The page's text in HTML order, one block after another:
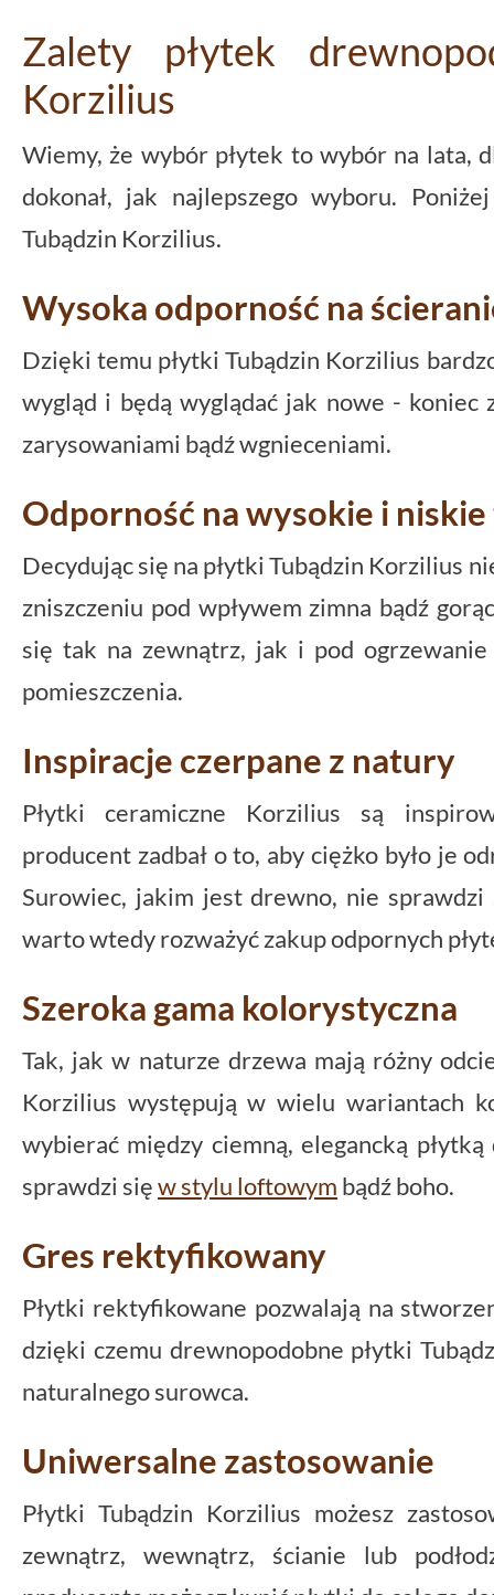
Zalety płytek
Korzilius
Wiemy, że wybór płytek to wybór na lata,
dokonał, jak najlepszego wyboru.
Tubądzin Korzilius.
Wysoka odporność na
Dzięki temu płytki Tubądzin Korzilius
wygląd i będą wyglądać jak nowe - koniec
zarysowaniami bądź wgnieceniami.
Odporność na wysokie i
Decydując się na płytki Tubądzin Korzilius
zniszczeniu pod wpływem zimna bądź
się tak na zewnątrz, jak i pod ogrzewanie
pomieszczenia.
Inspiracje czerpane z natury
Płytki ceramiczne Korzilius są
producent zadbał o to, aby ciężko było je
Surowiec, jakim jest drewno, nie
warto wtedy rozważyć zakup odpornych
Szeroka gama kolorystyczna
Tak, jak w naturze drzewa mają różny
Korzilius występują w wielu wariantach
wybierać między ciemną, elegancką
sprawdzi sięw stylu loftowym bądź boho.
Gres rektyfikowany
Płytki rektyfikowane pozwalają na
dzięki czemu drewnopodobne płytki
naturalnego surowca.
Uniwersalne zastosowanie
Płytki Tubądzin Korzilius możesz
zewnątrz, wewnątrz, ścianie lub